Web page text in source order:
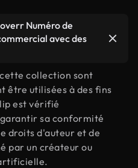
Numéro de
avec des
collection sont
être utilisées à des fins
est vérifié
sa conformité
droits d'auteur et de
par un créateur ou